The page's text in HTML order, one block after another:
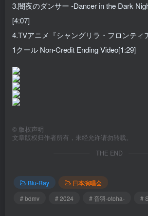
3.闇夜のダンサー -Dancer in the Dark
[4:07]
4.TVアニメ『シャングリラ・フロンティ
1クール Non-Credit Ending Video[1:29]
© 版权声明
文章版权归作者所有，未经允许请勿转载。
THE END
Blu-Ray
日本演唱会
# bdmv
# 2024 # 音羽-otoha- #